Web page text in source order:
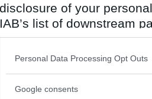
disclosure of your
IAB’s list of downstream
also be disclosed by us
Downstream Participants
Please note that this
Personal Data Processing Opt Outs
Google consents
- Ej medlem längre
massage